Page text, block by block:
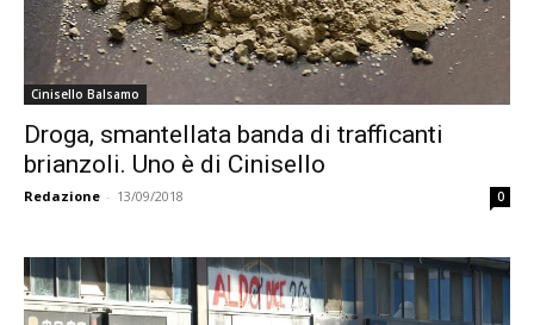
Cinisello Balsamo
Droga, smantellata banda di trafficanti
brianzoli. Uno è di Cinisello
Redazione - 13/09/2018 0